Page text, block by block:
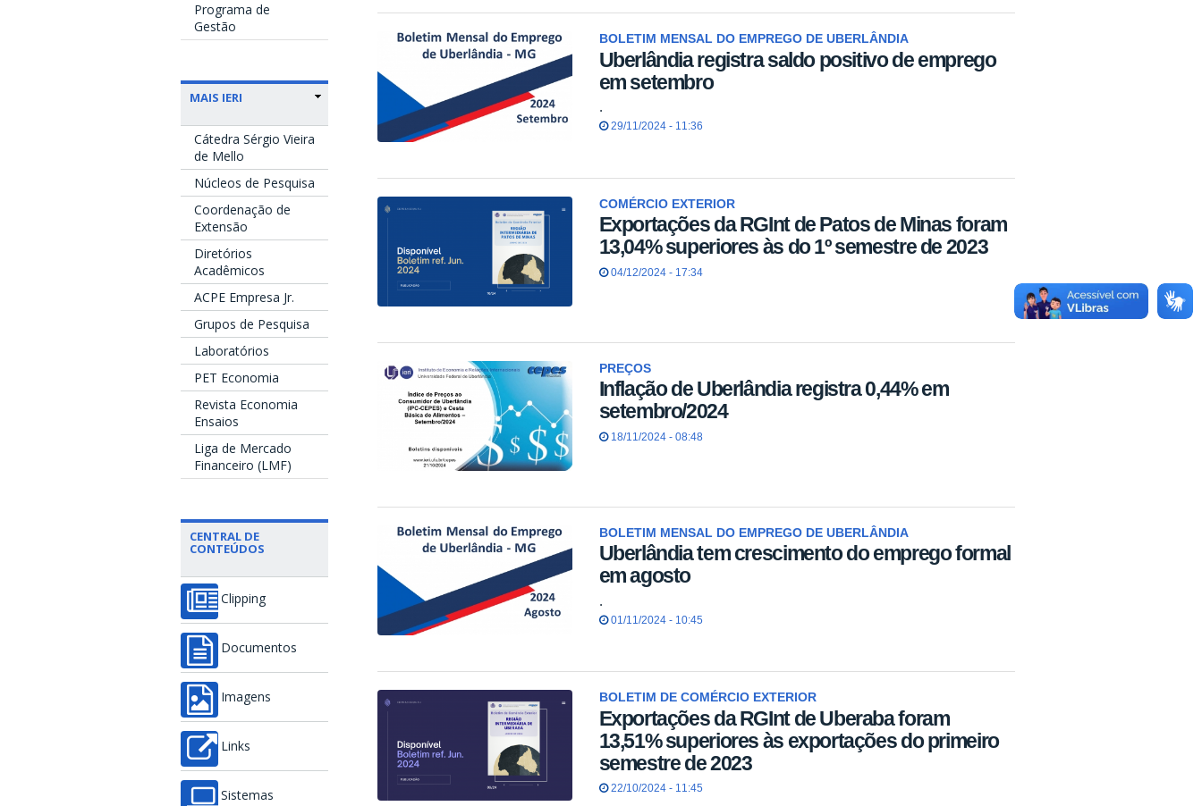
Programa de
Gestão
MAIS IERI
Cátedra Sérgio Vieira
de Mello
Núcleos de Pesquisa
Coordenação de
Extensão
Diretórios
Acadêmicos
ACPE Empresa Jr.
Grupos de Pesquisa
Laboratórios
PET Economia
Revista Economia
Ensaios
Liga de Mercado
Financeiro (LMF)
CENTRAL DE
CONTEÚDOS
Clipping
Documentos
Imagens
Links
Sistemas
BOLETIM MENSAL DO EMPREGO DE UBERLÂNDIA
Uberlândia registra saldo positivo de emprego
em setembro
.
29/11/2024 - 11:36
COMÉRCIO EXTERIOR
Exportações da RGInt de Patos de Minas foram
13,04% superiores às do 1º semestre de 2023
04/12/2024 - 17:34
PREÇOS
Inflação de Uberlândia registra 0,44% em
setembro/2024
18/11/2024 - 08:48
BOLETIM MENSAL DO EMPREGO DE UBERLÂNDIA
Uberlândia tem crescimento do emprego formal
em agosto
.
01/11/2024 - 10:45
BOLETIM DE COMÉRCIO EXTERIOR
Exportações da RGInt de Uberaba foram
13,51% superiores às exportações do primeiro
semestre de 2023
22/10/2024 - 11:45